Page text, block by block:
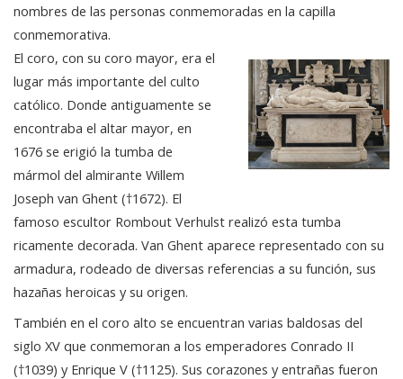
nombres de las personas conmemoradas en la capilla
conmemorativa.
El coro, con su coro mayor, era el
lugar más importante del culto
católico. Donde antiguamente se
encontraba el altar mayor, en
1676 se erigió la tumba de
mármol del almirante Willem
Joseph van Ghent (†1672). El
famoso escultor Rombout Verhulst realizó esta tumba
ricamente decorada. Van Ghent aparece representado con su
armadura, rodeado de diversas referencias a su función, sus
hazañas heroicas y su origen.
También en el coro alto se encuentran varias baldosas del
siglo XV que conmemoran a los emperadores Conrado II
(†1039) y Enrique V (†1125). Sus corazones y entrañas fueron